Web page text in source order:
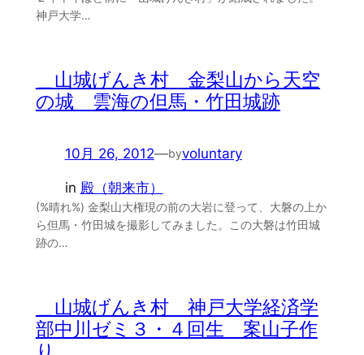
神戸大学…
＿山城げんき村 金梨山から天空
の城 雲海の但馬・竹田城跡
10月 26, 2012—byvoluntary
in 殿（朝来市）
(%晴れ%) 金梨山大権現の前の大岩に登って、大磐の上か
ら但馬・竹田城を撮影してみました。この大磐は竹田城
跡の…
＿山城げんき村 神戸大学経済学
部中川ゼミ３・４回生 案山子作